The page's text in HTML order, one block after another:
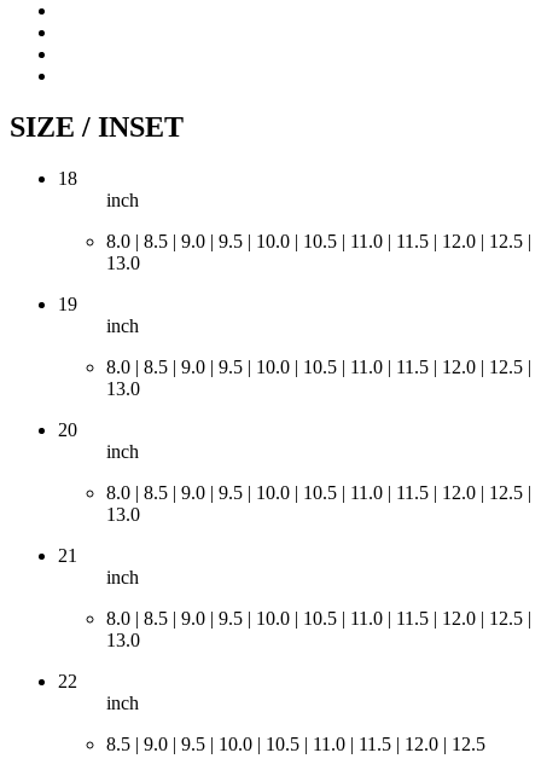
SIZE / INSET
18
inch
8.0 | 8.5 | 9.0 | 9.5 | 10.0 | 10.5 | 11.0 | 11.5 | 12.0 | 12.5 |
13.0
19
inch
8.0 | 8.5 | 9.0 | 9.5 | 10.0 | 10.5 | 11.0 | 11.5 | 12.0 | 12.5 |
13.0
20
inch
8.0 | 8.5 | 9.0 | 9.5 | 10.0 | 10.5 | 11.0 | 11.5 | 12.0 | 12.5 |
13.0
21
inch
8.0 | 8.5 | 9.0 | 9.5 | 10.0 | 10.5 | 11.0 | 11.5 | 12.0 | 12.5 |
13.0
22
inch
8.5 | 9.0 | 9.5 | 10.0 | 10.5 | 11.0 | 11.5 | 12.0 | 12.5